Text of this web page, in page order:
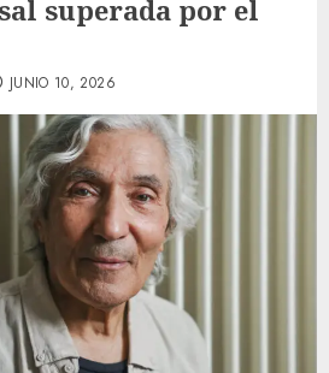
superada por el
JUNIO 10, 2026